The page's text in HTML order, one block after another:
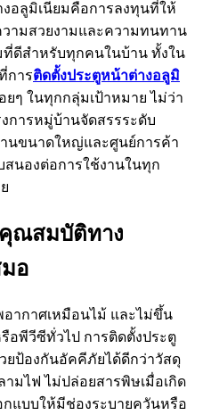
อลูมิเนียมคือการลงทุนที่ให้
ามสวยงามและความทนทาน
ที่ดีสำหรับทุกคนในบ้าน ทั้งใน
การติดตั้งประตูหน้าต่างอลูมิ
ๆ ในทุกกลุ่มเป้าหมาย ไม่ว่า
งการหมู่บ้านจัดสรรระดับ
นขนาดใหญ่และศูนย์การค้า
นองต่อการใช้งานในทุก
ณสมบัติทาง
อ
ากาศเหมือนไม้ และไม่ขึ้น
อพีวีซีทั่วไป การติดตั้งประตู
ยป้องกันอัคคีภัยได้ดีกว่าวัสดุ
ามไฟ ไม่ปล่อยสารพิษเมื่อเกิด
แบบให้มีช่องระบายควันหรือ